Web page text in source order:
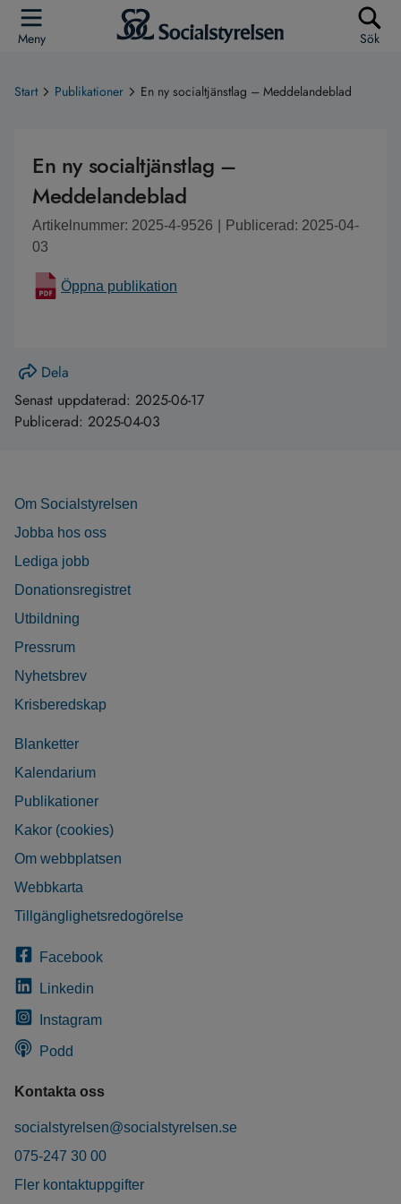
Meny Sök
Start Publikationer En ny socialtjänstlag – Meddelandeblad
En ny socialtjänstlag –
Meddelandeblad
Artikelnummer: 2025-4-9526
Publicerad: 2025-04-
03
Öppna publikation
Dela
Senast uppdaterad: 2025-06-17
Publicerad: 2025-04-03
Om Socialstyrelsen
Jobba hos oss
Lediga jobb
Donationsregistret
Utbildning
Pressrum
Nyhetsbrev
Krisberedskap
Blanketter
Kalendarium
Publikationer
Kakor (cookies)
Om webbplatsen
Webbkarta
Tillgänglighetsredogörelse
Facebook
Linkedin
Instagram
Podd
Kontakta oss
socialstyrelsen@socialstyrelsen.se
075-247 30 00
Fler kontaktuppgifter